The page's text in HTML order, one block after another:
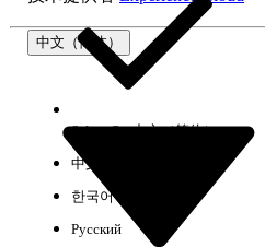
中文（简体）
Select Org中文（简体）
中文（繁体）
한국어
Русский